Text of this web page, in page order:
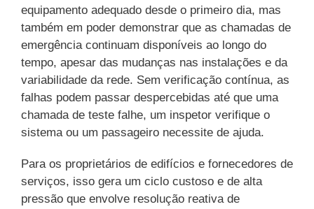
equipamento adequado desde o primeiro dia, mas
também em poder demonstrar que as chamadas de
emergência continuam disponíveis ao longo do
tempo, apesar das mudanças nas instalações e da
variabilidade da rede. Sem verificação contínua, as
falhas podem passar despercebidas até que uma
chamada de teste falhe, um inspetor verifique o
sistema ou um passageiro necessite de ajuda.
Para os proprietários de edifícios e fornecedores de
serviços, isso gera um ciclo custoso e de alta
pressão que envolve resolução reativa de